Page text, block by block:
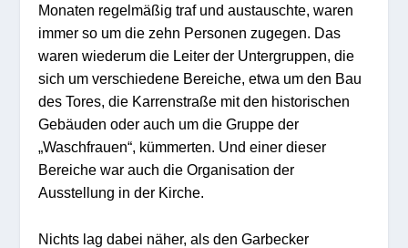
Monaten regelmäßig traf und austauschte, waren
immer so um die zehn Personen zugegen. Das
waren wiederum die Leiter der Untergruppen, die
sich um verschiedene Bereiche, etwa um den Bau
des Tores, die Karrenstraße mit den historischen
Gebäuden oder auch um die Gruppe der
„Waschfrauen“, kümmerten. Und einer dieser
Bereiche war auch die Organisation der
Ausstellung in der Kirche.
Nichts lag dabei näher, als den Garbecker